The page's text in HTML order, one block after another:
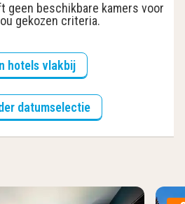
geen beschikbare kamers voor
gekozen criteria.
hotels vlakbij
datumselectie